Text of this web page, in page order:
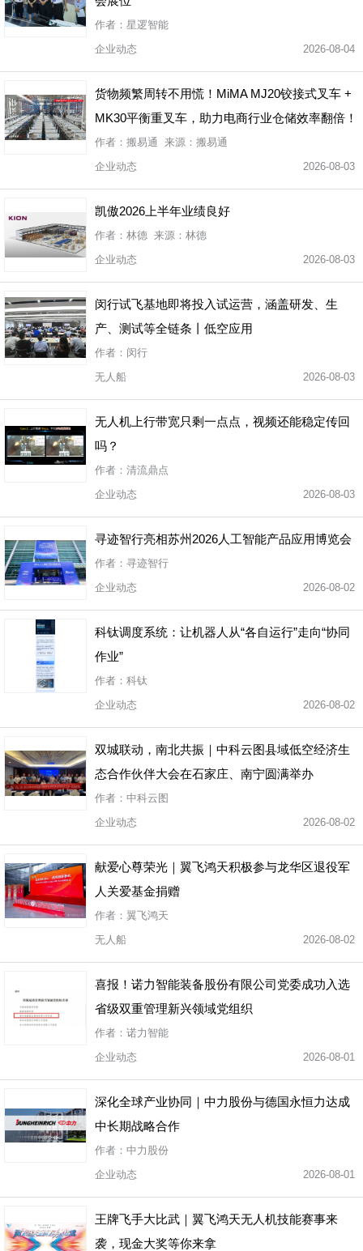
作者：星逻智能
企业动态
2026-08-04
货物频繁周转不用慌！MiMA MJ20铰接式叉车 +
MK30平衡重叉车，助力电商行业仓储效率翻倍！
作者：搬易通 来源：搬易通
企业动态
2026-08-03
凯傲2026上半年业绩良好
作者：林德 来源：林德
企业动态
2026-08-03
闵行试飞基地即将投入试运营，涵盖研发、生
产、测试等全链条丨低空应用
作者：闵行
无人船
2026-08-03
无人机上行带宽只剩一点点，视频还能稳定传回
吗？
作者：清流鼎点
企业动态
2026-08-03
寻迹智行亮相苏州2026人工智能产品应用博览会
作者：寻迹智行
企业动态
2026-08-02
科钛调度系统：让机器人从“各自运行”走向“协同
作业”
作者：科钛
企业动态
2026-08-02
双城联动，南北共振｜中科云图县域低空经济生
态合作伙伴大会在石家庄、南宁圆满举办
作者：中科云图
企业动态
2026-08-02
献爱心尊荣光｜翼飞鸿天积极参与龙华区退役军
人关爱基金捐赠
作者：翼飞鸿天
无人船
2026-08-02
喜报！诺力智能装备股份有限公司党委成功入选
省级双重管理新兴领域党组织
作者：诺力智能
企业动态
2026-08-01
深化全球产业协同｜中力股份与德国永恒力达成
中长期战略合作
作者：中力股份
企业动态
2026-08-01
王牌飞手大比武｜翼飞鸿天无人机技能赛事来
袭，现金大奖等你来拿